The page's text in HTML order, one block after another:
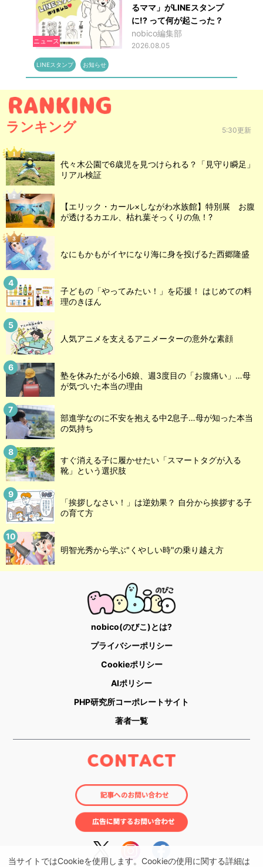
当サイトではCookieを使用します。Cookieの使用に関する詳細は
ニュース
るママ」がLINEスタンプ
に!? って何が起こった？
nobico編集部
2026.08.05
LINEスタンプ お知らせ
ランキング 5:30更新
代々木公園で6歳児を見つけられる？「見守り瞬足」
リアル検証
【エリック・カール×しながわ水族館】特別展 お腹
が透けるカエル、枯れ葉そっくりの魚！?
なにもかもがイヤになり海に身を投げるた西郷隆盛
子どもの「やってみたい！」を応援！ はじめての料
理のきほん
人気アニメを支えるアニメーターの意外な素顔
塾を休みたがる小6娘、週3度目の「お腹痛い」…母
が気づいた本当の理由
部進学なのに不安を抱える中2息子…母が知った本当
の気持ち
すぐ消える子に履かせたい「スマートタグが入る
靴」という選択肢
「挨拶しなさい！」は逆効果？ 自分から挨拶する子
の育て方
明智光秀から学ぶ"くやしい時"の乗り越え方
nobico(のびこ)とは?
プライバシーポリシー
Cookieポリシー
AIポリシー
PHP研究所コーポレートサイト
著者一覧